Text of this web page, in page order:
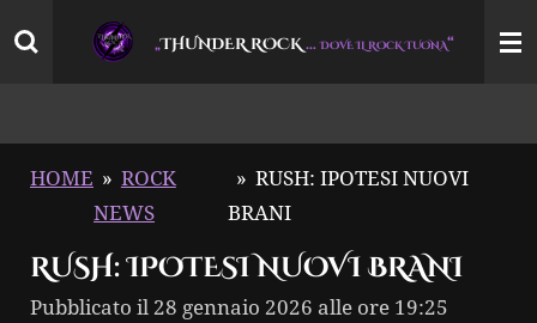
Vai
„THUNDER ROCK…DOVE IL ROCK TUONA“
HOME » ROCK
NEWS
» RUSH: IPOTESI NUOVI
BRANI
RUSH: IPOTESI NUOVI BRANI
Pubblicato il 28 gennaio 2026 alle ore 19:25